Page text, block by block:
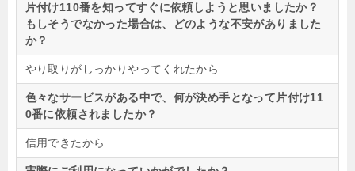
片付け110番を知ってすぐに依頼しようと思いましたか？
もしそうでなかった場合は、どのような不安がありました
か？
やり取りがしっかりやってくれたから
色々なサービスがある中で、何が決め手となって片付け11
0番に依頼されましたか？
信用できたから